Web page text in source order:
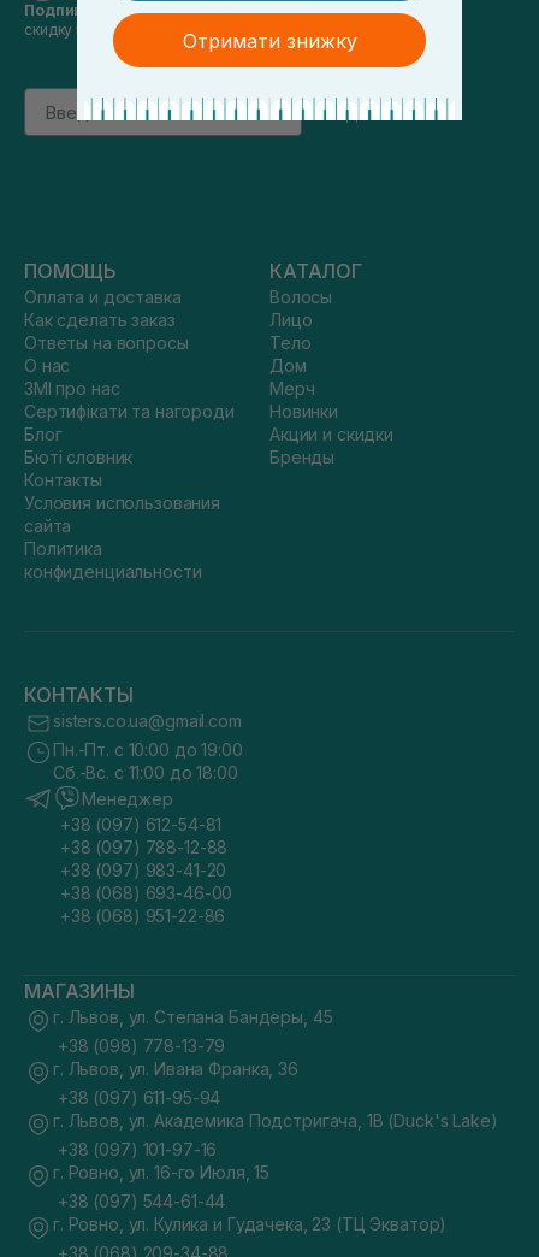
Подпишись на наши новостии получай
скидку 5% на первый заказ
Email
підписатись
ПОМОЩЬ
Оплата и доставка
Как сделать заказ
Ответы на вопросы
О нас
ЗМІ про нас
Сертифікати та нагороди
Блог
Бюті словник
Контакты
Условия использования
сайта
Политика
конфиденциальности
КАТАЛОГ
Волосы
Лицо
Тело
Дом
Мерч
Новинки
Акции и скидки
Бренды
КОНТАКТЫ
sisters.co.ua@gmail.com
Пн.-Пт. с 10:00 до 19:00
Сб.-Вс. с 11:00 до 18:00
Менеджер
+38 (097) 612-54-81
+38 (097) 788-12-88
+38 (097) 983-41-20
+38 (068) 693-46-00
+38 (068) 951-22-86
МАГАЗИНЫ
г. Львов, ул. Степана Бандеры, 45
+38 (098) 778-13-79
г. Львов, ул. Ивана Франка, 36
+38 (097) 611-95-94
г. Львов, ул. Академика Подстригача, 1В (Duck's Lake)
+38 (097) 101-97-16
г. Ровно, ул. 16-го Июля, 15
+38 (097) 544-61-44
г. Ровно, ул. Кулика и Гудачека, 23 (ТЦ Экватор)
+38 (068) 209-34-88
Отримати знижку